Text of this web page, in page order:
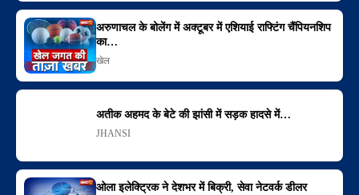
अरुणाचल के बोलेंग में अक्टूबर में एशियाई राफ्टिंग चैंपियनशिप
का…
खेल
अतीक अहमद के बेटे की झांसी में सड़क हादसे में…
JHANSI
ओला इलेक्ट्रिक ने देशभर में बिक्री, सेवा नेटवर्क डीलर